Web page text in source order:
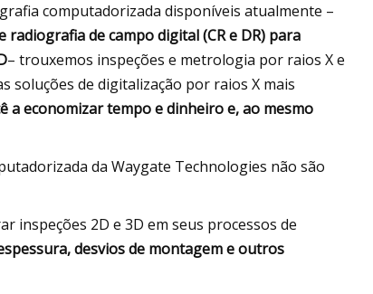
computadorizada disponíveis atualmente –
radiografia de campo digital (CR e DR) para
– trouxemos inspeções e metrologia por raios X e
soluções de digitalização por raios X mais
a economizar tempo e dinheiro e, ao mesmo
da Waygate Technologies não são
inspeções 2D e 3D em seus processos de
desvios de montagem e outros